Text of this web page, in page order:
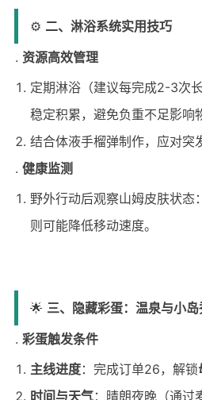
⚙️ 二、淋浴系统实用技巧
资源高效管理
定期淋浴（建议每完成2-3次
稳定积累，避免负重不足影响
结合体液手榴弹制作，应对突
健康监测
野外行动后观察山姆皮肤状态：
则可能降低移动速度。
🌟 三、隐藏彩蛋：温泉与小
彩蛋触发条件
主线进度：完成订单26，解锁
时间与天气：晴朗夜晚（通过